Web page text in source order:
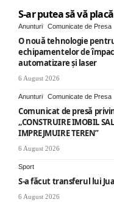
S-ar putea să vă placă
Anunturi Comunicate de Presa
O nouă tehnologie
echipamentelor de
automatizare și laser
6 August 2026
Anunturi Comunicate de Presa
Comunicat de presă
„CONSTRUIRE IMOBIL
IMPREJMUIRE TEREN”
6 August 2026
Sport
S-a făcut transferul lui
6 August 2026